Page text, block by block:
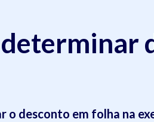
o desconto em folha na